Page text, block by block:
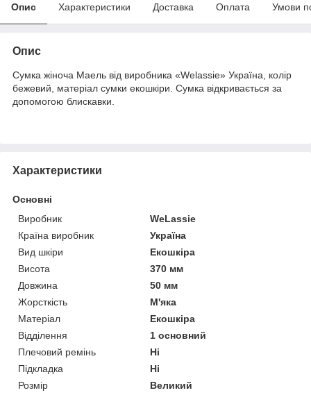
Опис Характеристики Доставка Оплата Умови
Опис
Сумка жіноча Маель від виробника «Welassie» Україна, колір
бежевий, матеріал сумки екошкіри. Сумка відкривається за
допомогою блискавки.
Характеристики
Основні
Виробник
WeLassie
Країна виробник
Україна
Вид шкіри
Екошкіра
Висота
370 мм
Довжина
50 мм
Жорсткість
М'яка
Матеріал
Екошкіра
Відділення
1 основний
Плечовий ремінь
Ні
Підкладка
Ні
Розмір
Великий